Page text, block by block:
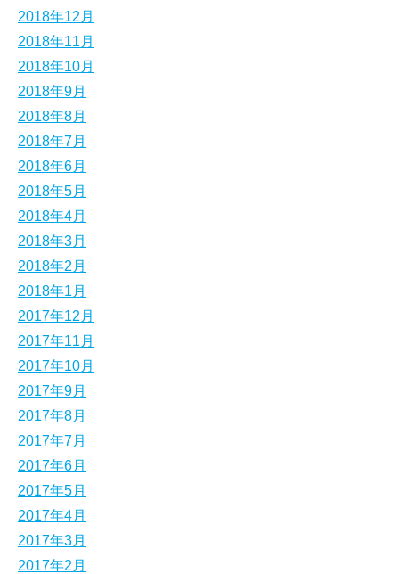
2018年12月
2018年11月
2018年10月
2018年9月
2018年8月
2018年7月
2018年6月
2018年5月
2018年4月
2018年3月
2018年2月
2018年1月
2017年12月
2017年11月
2017年10月
2017年9月
2017年8月
2017年7月
2017年6月
2017年5月
2017年4月
2017年3月
2017年2月